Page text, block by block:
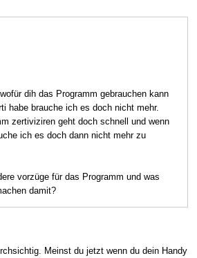
dih das Programm gebrauchen kann
habe brauche ich es doch nicht mehr.
zertiviziren geht doch schnell und wenn
ich es doch dann nicht mehr zu
vorzüge für das Programm und was
damit?
Meinst du jetzt wenn du dein Handy